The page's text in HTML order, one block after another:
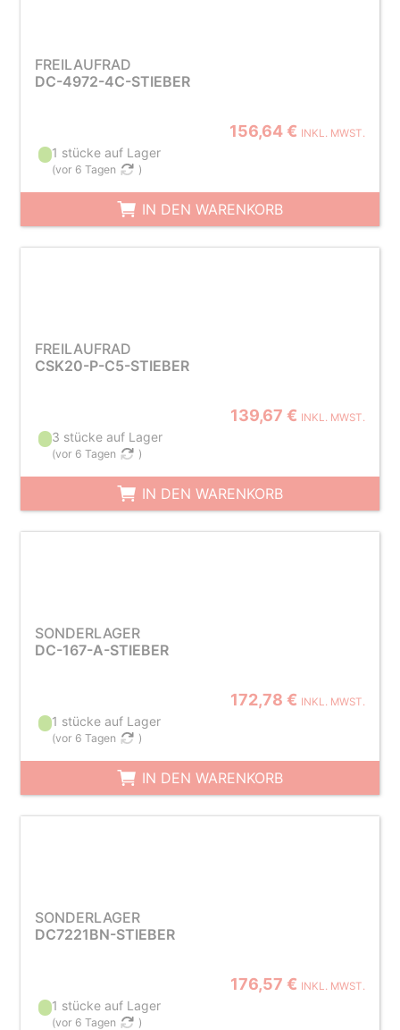
FREILAUFRAD
DC-4972-4C-STIEBER
156,64 € INKL. MWST.
1 stücke auf Lager
(vor 6 Tagen )
IN DEN WARENKORB
FREILAUFRAD
CSK20-P-C5-STIEBER
139,67 € INKL. MWST.
3 stücke auf Lager
(vor 6 Tagen )
IN DEN WARENKORB
SONDERLAGER
DC-167-A-STIEBER
172,78 € INKL. MWST.
1 stücke auf Lager
(vor 6 Tagen )
IN DEN WARENKORB
SONDERLAGER
DC7221BN-STIEBER
176,57 € INKL. MWST.
1 stücke auf Lager
(vor 6 Tagen )